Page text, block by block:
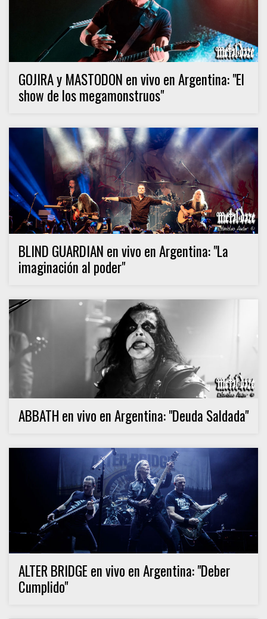
GOJIRA y MASTODON en vivo en Argentina: "El
show de los megamonstruos"
BLIND GUARDIAN en vivo en Argentina: "La
imaginación al poder"
ABBATH en vivo en Argentina: "Deuda Saldada"
ALTER BRIDGE en vivo en Argentina: "Deber
Cumplido"